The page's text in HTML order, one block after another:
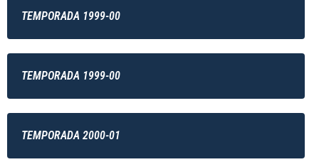
TEMPORADA 1999-00
TEMPORADA 1999-00
TEMPORADA 2000-01